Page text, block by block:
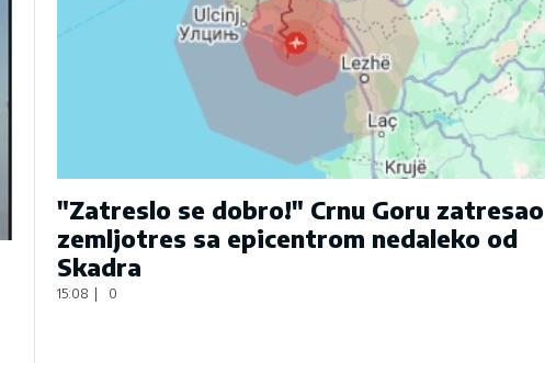
"Zatreslo se dobro!" Crnu Goru zatresao
zemljotres sa epicentrom nedaleko od
Skadra
15:08 0